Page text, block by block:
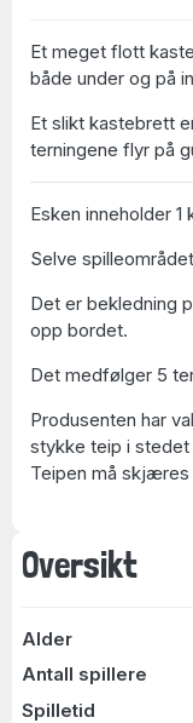
Oversikt
Alder
Antall spillere
Spilletid
Et meget flott
både under og på
Et slikt kastebrett
terningene flyr på
Esken inneholder
Selve
Det er bekledning
opp bordet.
Det medfølger 5
Produsenten har
stykke teip i stedet
Teipen må skjæres